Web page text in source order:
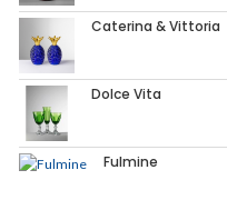
Caterina & Vittoria
Dolce Vita
Fulmine